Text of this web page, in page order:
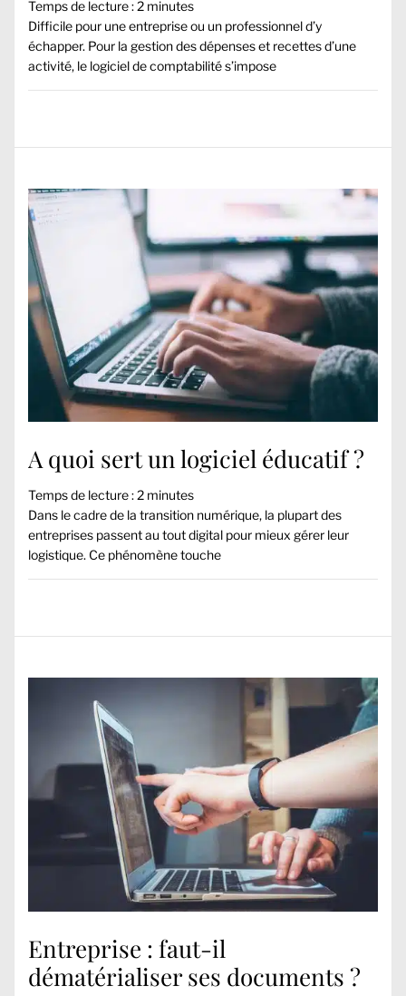
Temps de lecture :2 minutes
Difficile pour une entreprise ou un professionnel d’y
échapper. Pour la gestion des dépenses et recettes d’une
activité, le logiciel de comptabilité s’impose
A quoi sert un logiciel éducatif ?
Temps de lecture :2 minutes
Dans le cadre de la transition numérique, la plupart des
entreprises passent au tout digital pour mieux gérer leur
logistique. Ce phénomène touche
Entreprise : faut-il
dématérialiser ses documents ?